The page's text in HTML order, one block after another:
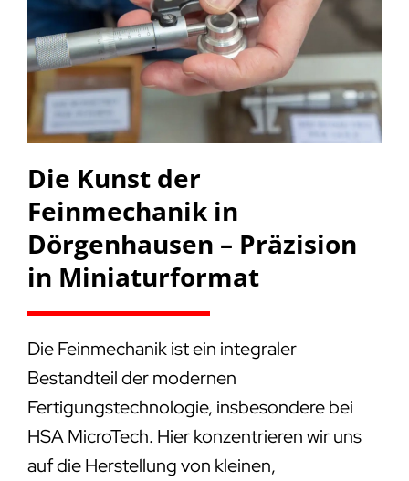
Die Kunst der
Feinmechanik in
Dörgenhausen – Präzision
in Miniaturformat
Die Feinmechanik ist ein integraler
Bestandteil der modernen
Fertigungstechnologie, insbesondere bei
HSA MicroTech. Hier konzentrieren wir uns
auf die Herstellung von kleinen,